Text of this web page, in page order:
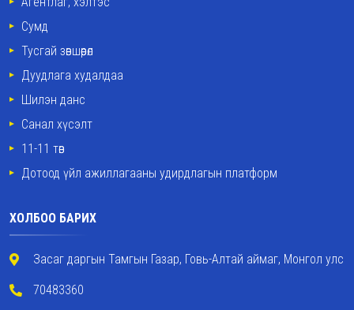
Сумд
Тусгай зөвшөөрөл
Дуудлага худалдаа
Шилэн данс
Санал хүсэлт
11-11 төв
Дотоод үйл ажиллагааны удирдлагын платформ
ХОЛБОО БАРИХ
Засаг даргын Тамгын Газар, Говь-Алтай аймаг, Монгол улс
70483360